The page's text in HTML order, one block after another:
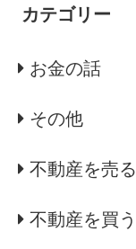
カテゴリー
お金の話
その他
不動産を売る
不動産を買う